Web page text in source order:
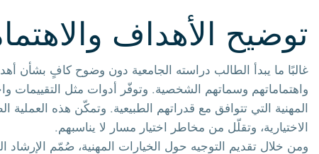
توضيح الأهداف
غالبًا ما يبدأ الطالب دراسته الجامعية دون وضوح كافٍ بشأن
واهتماماتهم وسماتهم الشخصية. وتوفّر أدوات مثل التقييمات
المهنية التي تتوافق مع قدراتهم الطبيعية. وتمكّن هذه
الاختيارية، وتقلّل من مخاطر اختيار مسار لا يناسبهم.
ومن خلال تقديم التوجيه حول الخيارات المهنية، صُمّم